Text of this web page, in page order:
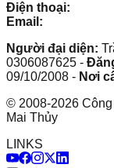
Điện thoại:
Email:
Người đại diện:
0306087625 -
09/10/2008 - Nơi
© 2008-2026
Mai Thủy
LINKS